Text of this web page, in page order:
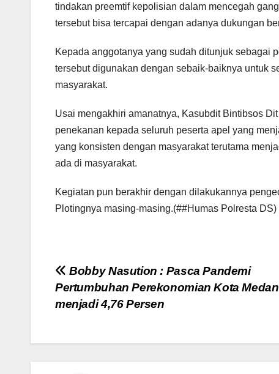
tindakan preemtif kepolisian dalam mencegah
tersebut bisa tercapai dengan adanya dukungan
Kepada anggotanya yang sudah ditunjuk sebagai
tersebut digunakan dengan sebaik-baiknya untuk
masyarakat.
Usai mengakhiri amanatnya, Kasubdit Bintibsos
penekanan kepada seluruh peserta apel yang
yang konsisten dengan masyarakat terutama
ada di masyarakat.
Kegiatan pun berakhir dengan dilakukannya
Plotingnya masing-masing.(##Humas Polresta DS)
Navigasi
pos
Bobby Nasution : Pasca Pandemi
Pertumbuhan Perekonomian Kota
menjadi 4,76 Persen